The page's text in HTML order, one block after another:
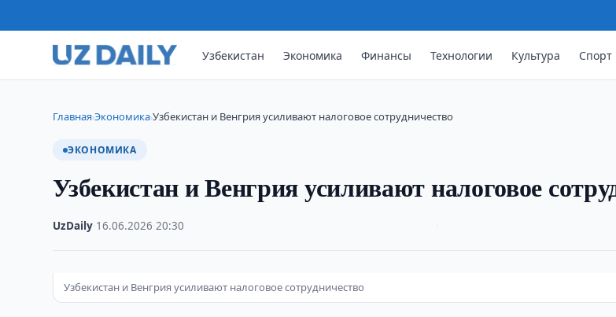
Узбекистан Экономика Финансы Технологии Культура Спорт
Главная›Экономика›Узбекистан и Венгрия усиливают налоговое сотрудничество
ЭКОНОМИКА
Узбекистан и Венгрия усиливают налоговое
UzDaily 16.06.2026 ·20:30
Узбекистан и Венгрия усиливают налоговое сотрудничество